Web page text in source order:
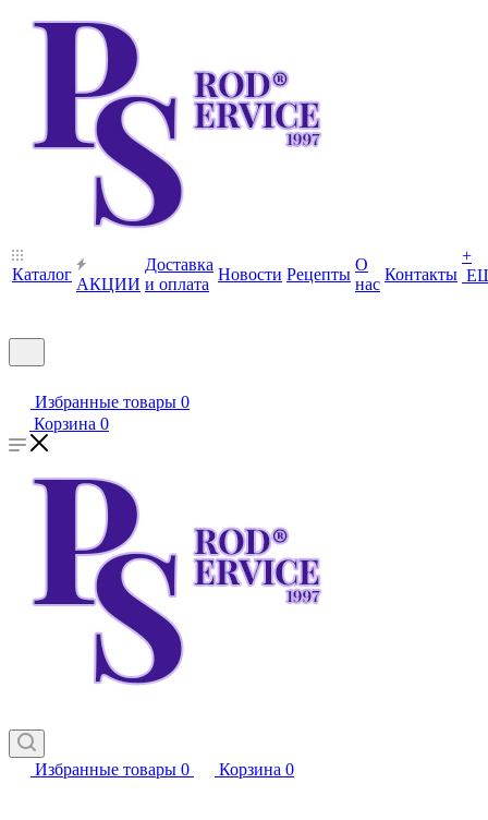
Каталог
АКЦИИ
Доставка
и оплата
Новости Рецепты
О
нас
Контакты
+
Избранные товары 0
Корзина 0
Избранные товары 0 Корзина 0